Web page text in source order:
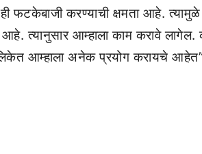
फटकेबाजी करण्याची क्षमता आहे.
त्यानुसार आम्हाला काम करावे लागेल.
आम्हाला अनेक प्रयोग करायचे